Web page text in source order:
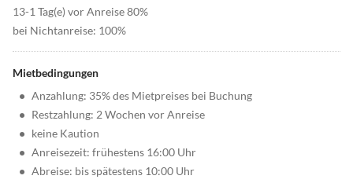
13-1 Tag(e) vor Anreise 80%
bei Nichtanreise: 100%
Mietbedingungen
• Anzahlung: 35% des Mietpreises bei Buchung
• Restzahlung: 2 Wochen vor Anreise
• keine Kaution
• Anreisezeit: frühestens 16:00 Uhr
• Abreise: bis spätestens 10:00 Uhr